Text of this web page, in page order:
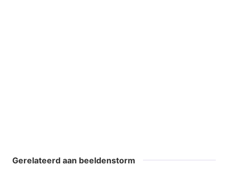
Gerelateerd aan beeldenstorm